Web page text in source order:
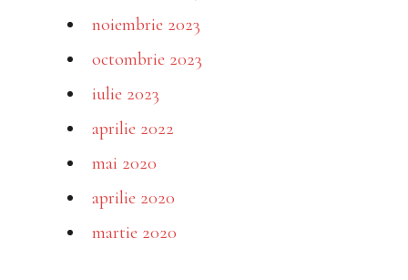
noiembrie 2023
octombrie 2023
iulie 2023
aprilie 2022
mai 2020
aprilie 2020
martie 2020